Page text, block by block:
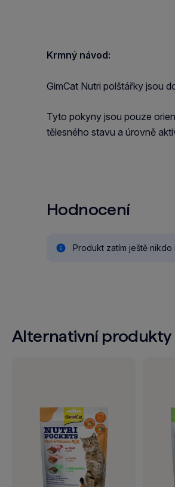
Krmný návod:
GimCat Nutri polštářky jsou
Tyto pokyny jsou pouze
tělesného stavu a úrovně
Hodnocení
Produkt zatím ještě nikdo
Alternativní produkty